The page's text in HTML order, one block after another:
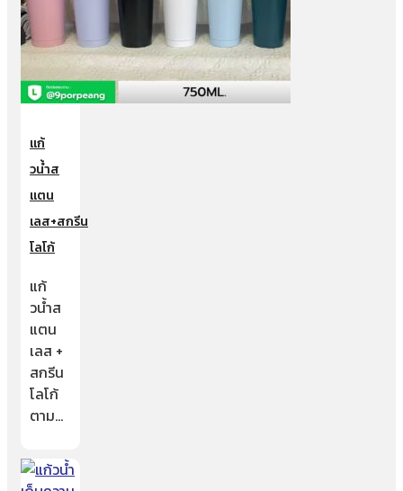
แก้
วน้ำส
แตน
เลส+สกรีน
โลโก้
แก้
วน้ำส
แตน
เลส +
สกรีน
โลโก้
ตาม…